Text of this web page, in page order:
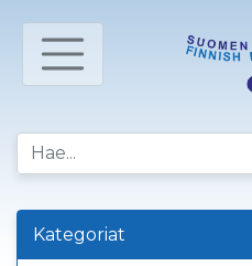
Kategoriat